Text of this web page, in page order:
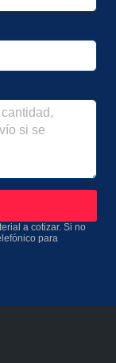
a cotizar. Si no
para